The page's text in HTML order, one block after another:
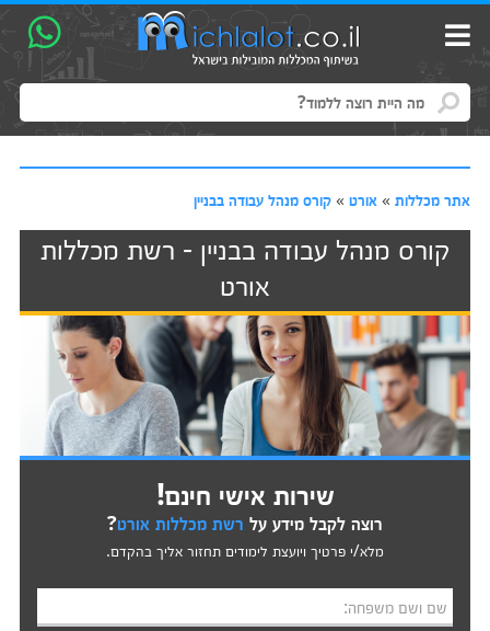
אתר מכללות» אורט» קורס מנהל עבודה בבניין
קורס מנהל עבודה בבניין - רשת מכללות
אורט
שירות אישי חינם!
רוצה לקבל מידע על רשת מכללות אורט?
מלא/י פרטיך ויועצת לימודים תחזור אליך בהקדם.
שם ושם משפחה: